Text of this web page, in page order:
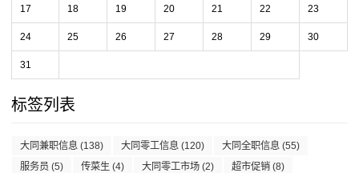
17 18 19 20 21 22 23
24 25 26 27 28 29 30
31
标签列表
大同兼职信息 (138) 大同零工信息 (120) 大同全职信息 (55)
服务员 (5) 传菜生 (4) 大同零工市场 (2) 超市促销 (8)